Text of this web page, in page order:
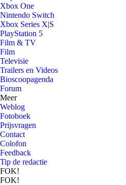
Xbox One
Nintendo Switch
Xbox Series X|S
PlayStation 5
Film & TV
Film
Televisie
Trailers en Videos
Bioscoopagenda
Forum
Meer
Weblog
Fotoboek
Prijsvragen
Contact
Colofon
Feedback
Tip de redactie
FOK!
FOK!